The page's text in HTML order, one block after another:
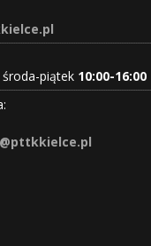
środa-piątek 10:00-16:00